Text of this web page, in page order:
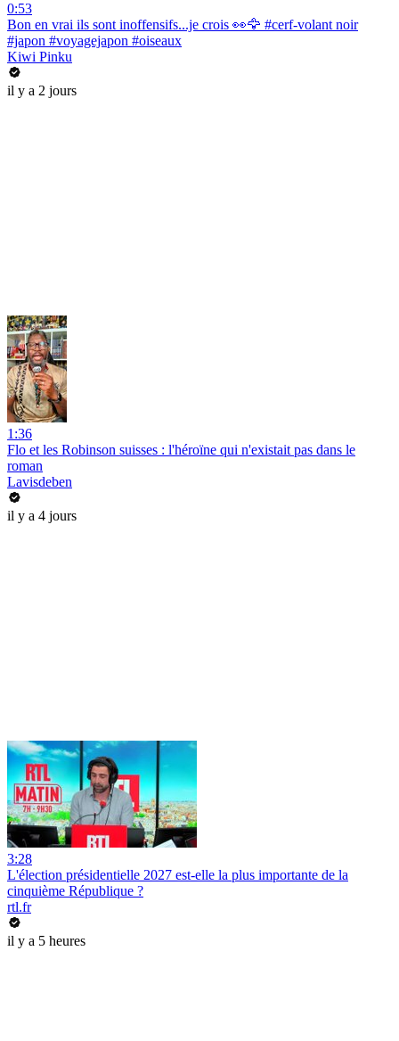
0:53
Bon en vrai ils sont inoffensifs...je crois 👀🦅 #cerf-volant noir
#japon #voyagejapon #oiseaux
Kiwi Pinku
il y a 2 jours
1:36
Flo et les Robinson suisses : l'héroïne qui n'existait pas dans le
roman
Lavisdeben
il y a 4 jours
3:28
L'élection présidentielle 2027 est-elle la plus importante de la
cinquième République ?
rtl.fr
il y a 5 heures